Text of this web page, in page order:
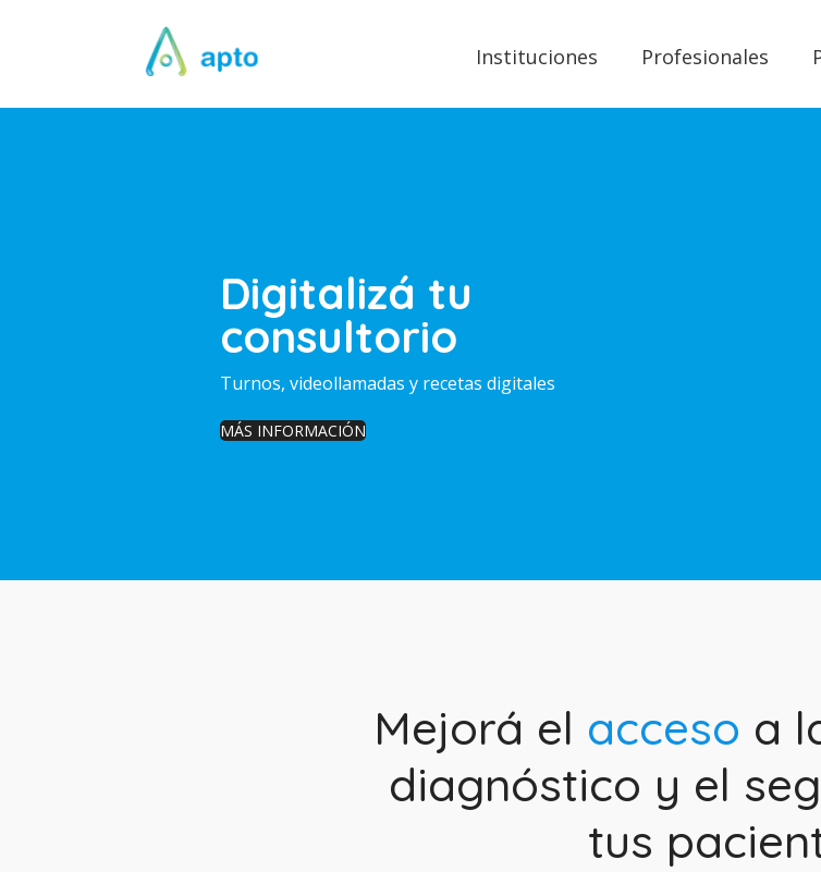
Instituciones Profesionales
Digitalizá tu
consultorio
Turnos, videollamadas y recetas digitales
MÁS INFORMACIÓN
Mejorá el acceso a
diagnóstico y el
tus